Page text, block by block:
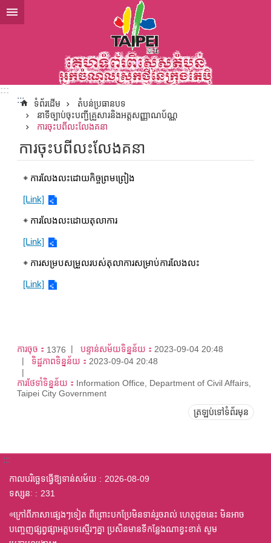
ទៅកាន់មាតិកាប្លុកមាតិកាសំខាន់
:::
:::
ទំព័រដើម
តំបន់ប្រធានបទ
នាទីច្បាប់ចុះបញ្ជីគ្រួសារនិងអត្តសញ្ញាណប័ណ្ណ
ការចុះបពីលះលែងគនា
ការចុះបពីលះលែងគនា
◈ ការលែងលះដោយកិច្ចព្រមព្រៀង
[Link]
◈ ការលែងលះដោយតុលាការ
[Link]
◈ ការសម្របសម្រួលរបស់តុលាការសម្រាប់ការលែងលះ
[Link]
ការចុច： 1376 បន្ទាន់សម័យទិន្នន័យ： 2023-09-04 20:48
ទិដ្ឋភាពទិន្នន័យ： 2023-09-04 20:48
ការថែទាំទិន្នន័យ： Information Office, Department of Civil Affairs,
Taipei City Government
ត្រឡប់ទៅទំព័រមុន
:::
កាលបរិច្ឆេទធ្វើឱ្យទាន់សម័យ
2026-08-09
ទស្សនៈ
231
◎ក្រៅពីភាសាផ្សេងៗទៀត ពីព្រោះបកប្រែមិនទាន់រួចរាល់ ហេតុដូចនេះ មិនអាច
បញ្ចេញផ្សព្វផ្សាអត្តបទស្មើរៗគ្នា ប្រសិនមានទីកន្លែងណាខ្វះខាត់ សូម